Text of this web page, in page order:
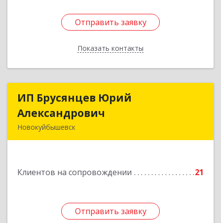
Отправить заявку
Показать контакты
Отправить заявку
Назад
ИП Брусянцев Юрий
Александрович
Новокуйбышевск
Клиентов на сопровождении 21
Отправить заявку
ИП Брусянцев Юрий
Подробнее
Отправить заявку